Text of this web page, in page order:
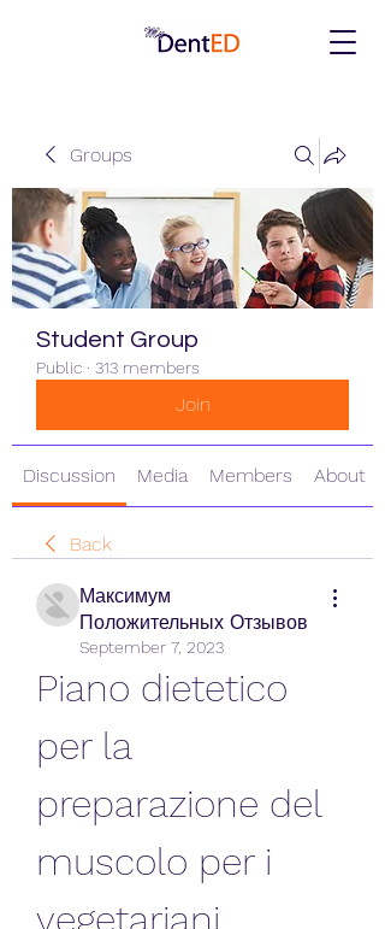
Groups
Student Group
Public · 313 members
Join
Discussion Media Members About
Back
Максимум
Положительных Отзывов
September 7, 2023
Piano dietetico
per la
preparazione del
muscolo per i
vegetariani